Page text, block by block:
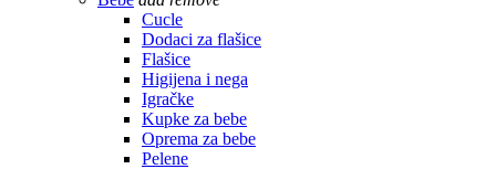
Cucle
Dodaci za flašice
Flašice
Higijena i nega
Igračke
Kupke za bebe
Oprema za bebe
Pelene